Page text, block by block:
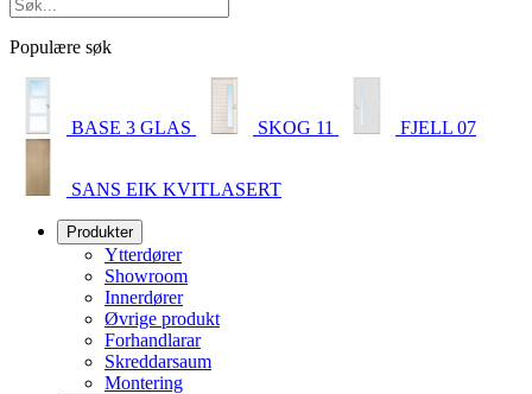
Populære søk
BASE 3 GLAS SKOG 11 FJELL 07
SANS EIK KVITLASERT
Produkter
Ytterdører
Showroom
Innerdører
Øvrige produkt
Forhandlarar
Skreddarsaum
Montering